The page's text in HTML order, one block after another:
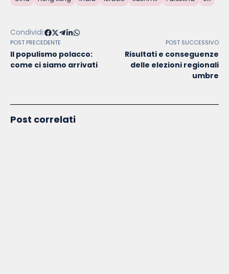
Condividi:
POST PRECEDENTE
Il populismo polacco:
come ci siamo arrivati
POST SUCCESSIVO
Risultati e conseguenze
delle elezioni regionali
umbre
Post correlati